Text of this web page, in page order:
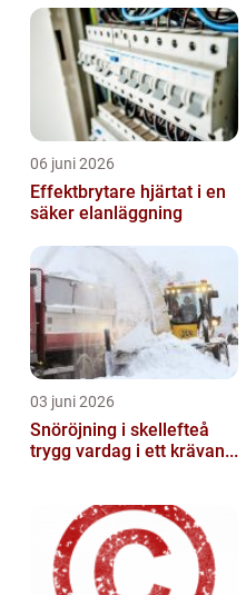
06 juni 2026
Effektbrytare hjärtat i en
säker elanläggning
03 juni 2026
Snöröjning i skellefteå
trygg vardag i ett krävan...